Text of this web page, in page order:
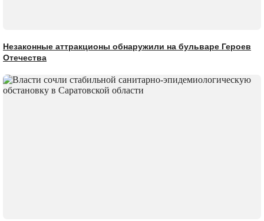
Незаконные аттракционы обнаружили на бульваре Героев
Отечества